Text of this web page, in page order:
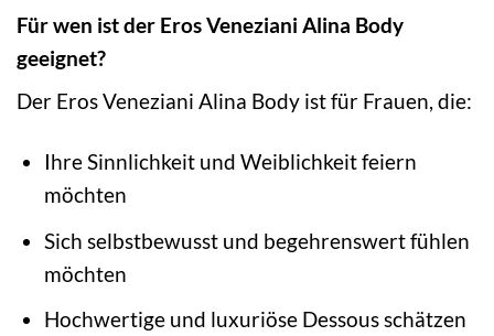
Für wen ist der Eros Veneziani Alina Body
geeignet?
Der Eros Veneziani Alina Body ist für Frauen, die:
Ihre Sinnlichkeit und Weiblichkeit feiern
möchten
Sich selbstbewusst und begehrenswert fühlen
möchten
Hochwertige und luxuriöse Dessous schätzen